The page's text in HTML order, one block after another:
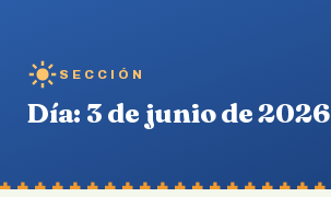
SECCIÓN
Día: 3 de junio de 2026